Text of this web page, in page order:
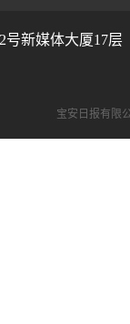
新媒体大厦17层
宝安日报有限